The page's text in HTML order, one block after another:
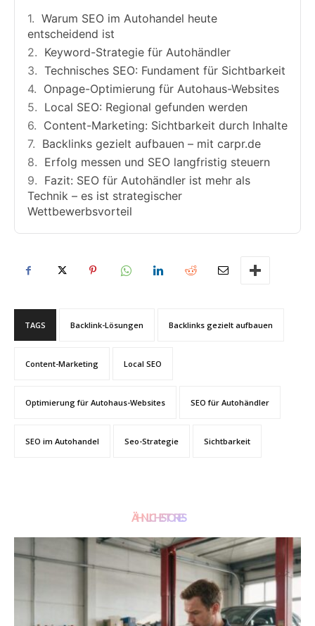
Warum SEO im Autohandel heute
entscheidend ist
Keyword-Strategie für Autohändler
Technisches SEO: Fundament für Sichtbarkeit
Onpage-Optimierung für Autohaus-Websites
Local SEO: Regional gefunden werden
Content-Marketing: Sichtbarkeit durch Inhalte
Backlinks gezielt aufbauen – mit carpr.de
Erfolg messen und SEO langfristig steuern
Fazit: SEO für Autohändler ist mehr als
Technik – es ist strategischer
Wettbewerbsvorteil
TAGS Backlink-Lösungen Backlinks gezielt aufbauen
Content-Marketing Local SEO
Optimierung für Autohaus-Websites SEO für Autohändler
SEO im Autohandel Seo-Strategie Sichtbarkeit
ÄHNLICHE STORIES